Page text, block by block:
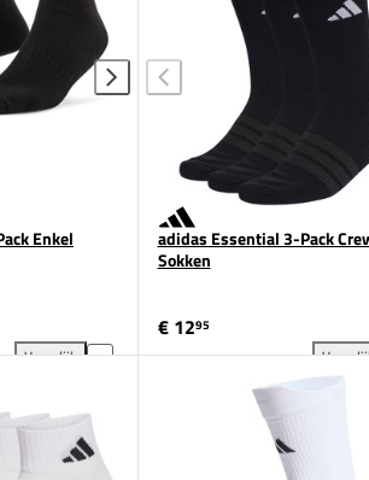
Enkel
Vergelijk
Nike Cushioned 3-Pack Enkel Sokken toevoegen
adidas Essential 3-Pack
Sokken
€ 1295